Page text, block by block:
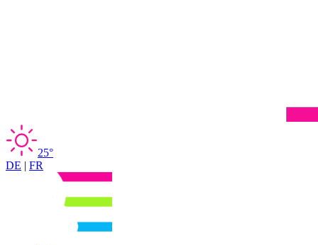
25°
DE | FR